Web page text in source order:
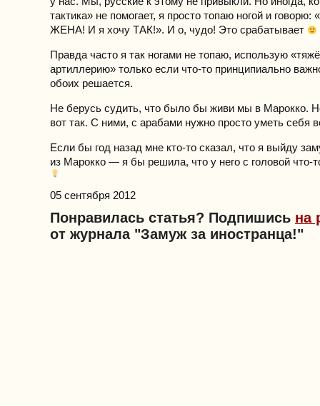
тактика» не помогает, я просто топаю ногой и
ЖЕНА! И я хочу ТАК!». И о, чудо! Это срабатывает
Правда часто я так ногами не топаю, использую
артиллерию» только если что-то принципиально
обоих решается.
Не берусь судить, что было бы живи мы в Марокко.
вот так. С ними, с арабами нужно просто уметь себя
Если бы год назад мне кто-то сказал, что я выйду
из Марокко — я бы решила, что у него с головой что-
05 сентября 2012
Понравилась статья? Подпишись на
от журнала "Замуж за иностранца!"